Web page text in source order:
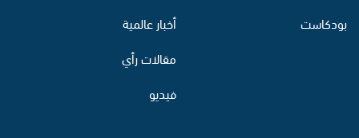
بودكاست
أخبار عالمية
مقالات رأي
فيديو